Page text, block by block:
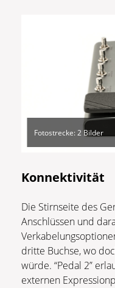
Fotostrecke: 2 Bilder
Konnektivität
Die Stirnseite des
Anschlüssen und
dritte Buchse, wo
würde. “Pedal 2”
externen